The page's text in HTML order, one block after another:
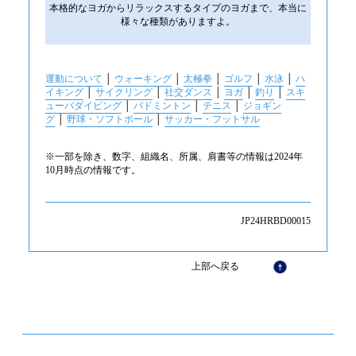
本格的なヨガからリラックスするタイプのヨガまで、本当に
様々な種類がありますよ。
運動について ウォーキング│ 太極拳│ ゴルフ 水泳│ ハ
イキング│ サイクリング│ 社交ダンス ヨガ│ 釣り
スキ
ューバダイビング│ バドミントン テニス
ジョギン
グ│ 野球・ソフトボール│ サッカー・フットサル
※一部を除き、数字、組織名、所属、肩書等の情報は2024年
10月時点の情報です。
JP24HRBD00015
上部へ戻る